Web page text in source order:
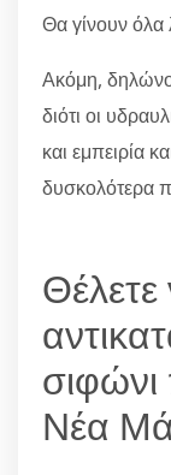
Θα γίνουν όλα
Ακόμη,
διότι οι
και εμπειρία
δυσκολότερα
Θέλετε
Νέα